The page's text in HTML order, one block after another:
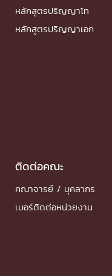
หลักสูตรปริญญาโท
หลักสูตรปริญญาเอก
ติดต่อคณะ
คณาจารย์ / บุคลากร
เบอร์ติดต่อหน่วยงาน